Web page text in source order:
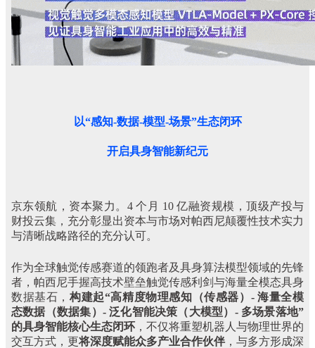
以“感知-数据-模型-场景”生态闭环
开启具身智能新纪元
京东领航，资本聚力。4 个月 10 亿融资规模，顶级产投与
财投云集，充分彰显出资本与市场对帕西尼颠覆性技术实力
与清晰战略路径的充分认可。
作为全球触觉传感赛道的领跑者及具身算法模型领域的先锋
者，帕西尼手握高技术壁垒触觉传感利剑与海量全模态具身
数据基石， 构建起“高精度物理感知（传感器）- 海量全模
态数据（数据集）- 泛化智能决策（大模型）- 多场景落地”
的具身智能核心生态闭环 ，不仅将重塑机器人与物理世界的
交互方式，更将深度赋能众多产业合作伙伴 ，与多方形成深